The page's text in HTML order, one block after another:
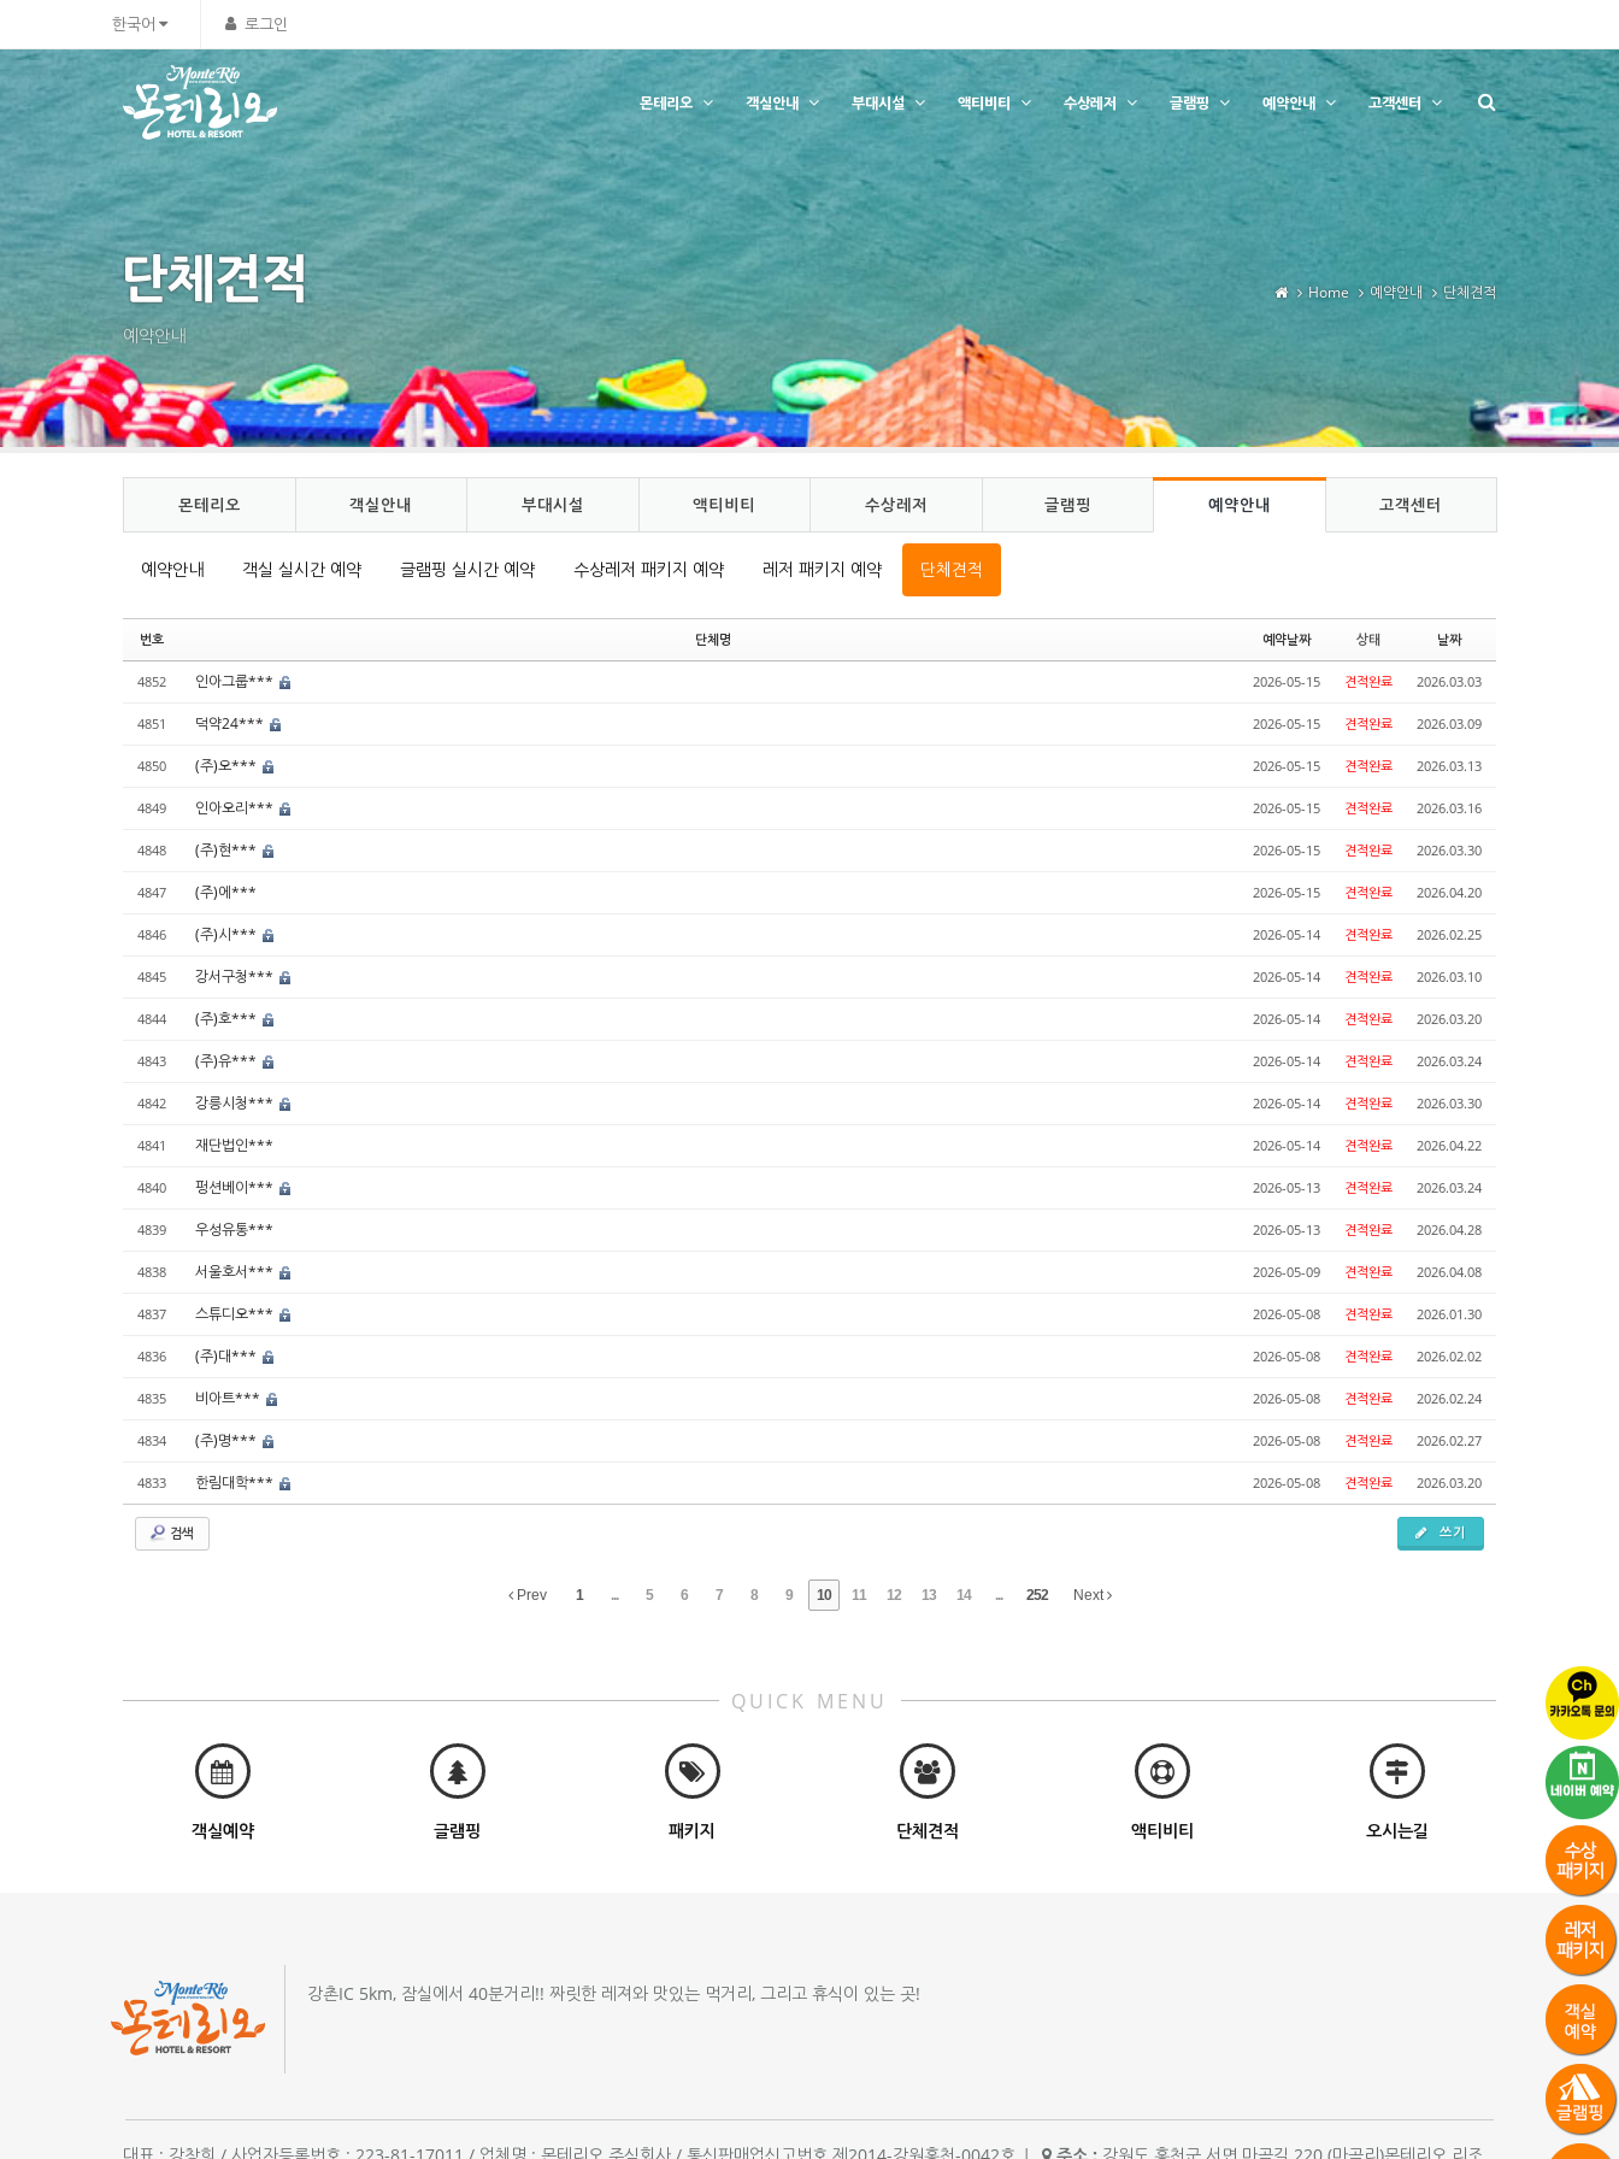
한국어 로그인
몬테리오 객실안내 부대시설 액티비티 수상레저 글램핑 예약안내 고객센터
단체견적
예약안내
Home 예약안내 단체견적
몬테리오 객실안내 부대시설 액티비티 수상레저 글램핑 예약안내 고객센터
예약안내 객실 실시간 예약 글램핑 실시간 예약 수상레저 패키지 예약 레저 패키지 예약 단체견적
번호 단체명 예약날짜 상태 날짜
4852 인아그룹*** 2026-05-15 견적완료 2026.03.03
4851 덕약24*** 2026-05-15 견적완료 2026.03.09
4850 (주)오*** 2026-05-15 견적완료 2026.03.13
4849 인아오리*** 2026-05-15 견적완료 2026.03.16
4848 (주)현*** 2026-05-15 견적완료 2026.03.30
4847 (주)에*** 2026-05-15 견적완료 2026.04.20
4846 (주)시*** 2026-05-14 견적완료 2026.02.25
4845 강서구청*** 2026-05-14 견적완료 2026.03.10
4844 (주)호*** 2026-05-14 견적완료 2026.03.20
4843 (주)유*** 2026-05-14 견적완료 2026.03.24
4842 강릉시청*** 2026-05-14 견적완료 2026.03.30
4841 재단법인*** 2026-05-14 견적완료 2026.04.22
4840 펑션베이*** 2026-05-13 견적완료 2026.03.24
4839 우성유통*** 2026-05-13 견적완료 2026.04.28
4838 서울호서*** 2026-05-09 견적완료 2026.04.08
4837 스튜디오*** 2026-05-08 견적완료 2026.01.30
4836 (주)대*** 2026-05-08 견적완료 2026.02.02
4835 비아트*** 2026-05-08 견적완료 2026.02.24
4834 (주)명*** 2026-05-08 견적완료 2026.02.27
4833 한림대학*** 2026-05-08 견적완료 2026.03.20
검색 쓰기
Prev 1 ... 5 6 7 8 9 10 11 12 13 14 ... 252 Next
QUICK MENU
객실예약 글램핑 패키지 단체견적 액티비티 오시는길
강촌IC 5km, 잠실에서 40분거리!! 짜릿한 레져와 맛있는 먹거리, 그리고 휴식이 있는 곳!
Sketchbook5, 스케치북5